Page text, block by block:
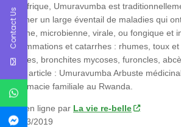
En Afrique, Umuravumba est
soigner un large éventail de maladies qui
origine, microbienne, virale, ou fongique et
inflammations et catarrhes : rhumes, toux
gorges, bronchites mycoses, furoncles,
(voir article : Umuravumba Arbuste
pharmacie familiale au Rwanda.
Mis en ligne par La vie re-belle
26/03/2019
Contact Us